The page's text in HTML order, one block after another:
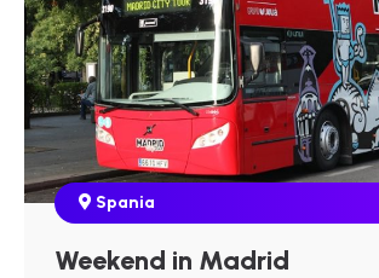
Spania
Weekend in Madrid